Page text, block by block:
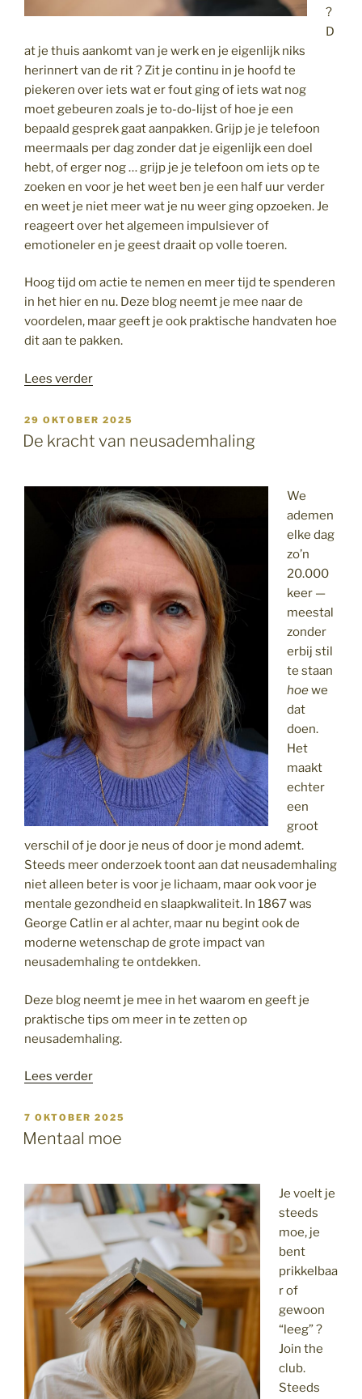
?
D
at je thuis aankomt van je werk en je eigenlijk niks
herinnert van de rit ? Zit je continu in je hoofd te
piekeren over iets wat er fout ging of iets wat nog
moet gebeuren zoals je to-do-lijst of hoe je een
bepaald gesprek gaat aanpakken. Grijp je je telefoon
meermaals per dag zonder dat je eigenlijk een doel
hebt, of erger nog … grijp je je telefoon om iets op te
zoeken en voor je het weet ben je een half uur verder
en weet je niet meer wat je nu weer ging opzoeken. Je
reageert over het algemeen impulsiever of
emotioneler en je geest draait op volle toeren.
Hoog tijd om actie te nemen en meer tijd te spenderen
in het hier en nu. Deze blog neemt je mee naar de
voordelen, maar geeft je ook praktische handvaten hoe
dit aan te pakken.
Lees verder“Wees
aanwezig”
GEPLAATST
OP
29 OKTOBER 2025
De kracht van neusademhaling
We
ademen
elke dag
zo’n
20.000
keer —
meestal
zonder
erbij stil
te staan
hoewe
dat
doen.
Het
maakt
echter
een
groot
verschil of je door je neus of door je mond ademt.
Steeds meer onderzoek toont aan dat neusademhaling
niet alleen beter is voor je lichaam, maar ook voor je
mentale gezondheid en slaapkwaliteit. In 1867 was
George Catlin er al achter, maar nu begint ook de
moderne wetenschap de grote impact van
neusademhaling te ontdekken.
Deze blog neemt je mee in het waarom en geeft je
praktische tips om meer in te zetten op
neusademhaling.
Lees verder“De
van
neusademhaling”
GEPLAATST
OP
7 OKTOBER 2025
Mentaal moe
Je voelt je
steeds
moe, je
bent
prikkelbaa
r of
gewoon
“leeg” ?
Join the
club.
Steeds